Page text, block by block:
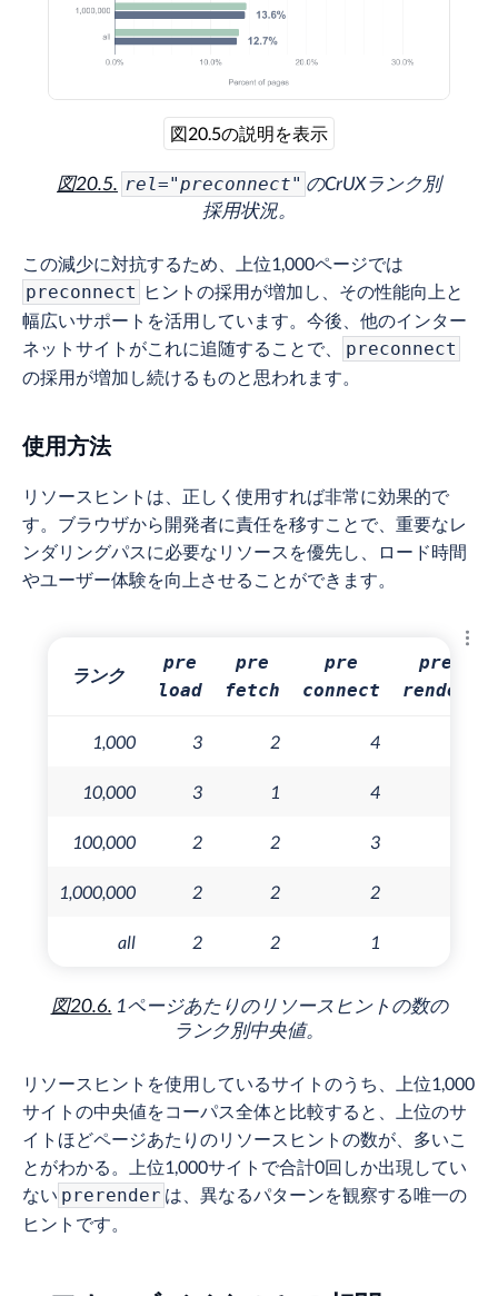
図20.5の説明を表示
図20.5. rel="preconnect" のCrUXランク別
採用状況。
この減少に対抗するため、上位1,000ページでは
preconnect ヒントの採用が増加し、その性能向上と
幅広いサポートを活用しています。今後、他のインター
ネットサイトがこれに追随することで、
preconnect
の採用が増加し続けるものと思われます。
使用方法
リソースヒントは、正しく使用すれば非常に効果的で
す。ブラウザから開発者に責任を移すことで、重要なレ
ンダリングパスに必要なリソースを優先し、ロード時間
やユーザー体験を向上させることができます。
ランク
pre
load
pre
fetch
pre
connect
pre
render
1,000 3 2 4
10,000 3 1 4
100,000 2 2 3
1,000,000 2 2 2
all 2 2 1
結
図20.6. 1ページあたりのリソースヒントの数の
ランク別中央値。
リソースヒントを使用しているサイトのうち、上位1,000
サイトの中央値をコーパス全体と比較すると、上位のサ
イトほどページあたりのリソースヒントの数が、多いこ
とがわかる。上位1,000サイトで合計0回しか出現してい
ない prerender は、異なるパターンを観察する唯一の
ヒントです。